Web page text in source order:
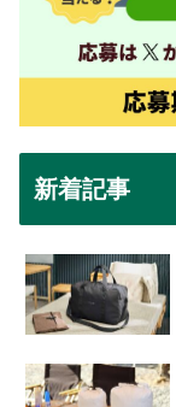
新着記事